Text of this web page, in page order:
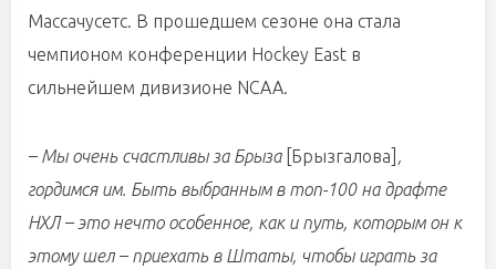
Массачусетс. В прошедшем сезоне она стала
чемпионом конференции Hockey East в
сильнейшем дивизионе NCAA.
– Мы очень счастливы за Брыза [Брызгалова] ,
гордимся им. Быть выбранным в топ-100 на драфте
НХЛ – это нечто особенное, как и путь, которым он к
этому шел – приехать в Штаты, чтобы играть за